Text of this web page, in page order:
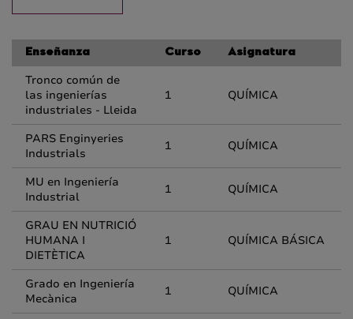
Enseñanza Curso Asignatura
Tronco común de
las ingenierías
industriales - Lleida
1 QUÍMICA
PARS Enginyeries
Industrials
1 QUÍMICA
MU en Ingeniería
Industrial
1 QUÍMICA
GRAU EN NUTRICIÓ
HUMANA I
DIETÈTICA
1 QUÍMICA BÁSICA
Grado en Ingeniería
Mecànica
1 QUÍMICA